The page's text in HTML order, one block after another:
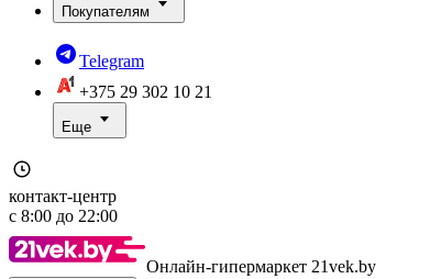
Покупателям
Telegram
+375 29 302 10 21
Еще
контакт-центр
с 8:00 до 22:00
Онлайн-гипермаркет 21vek.by